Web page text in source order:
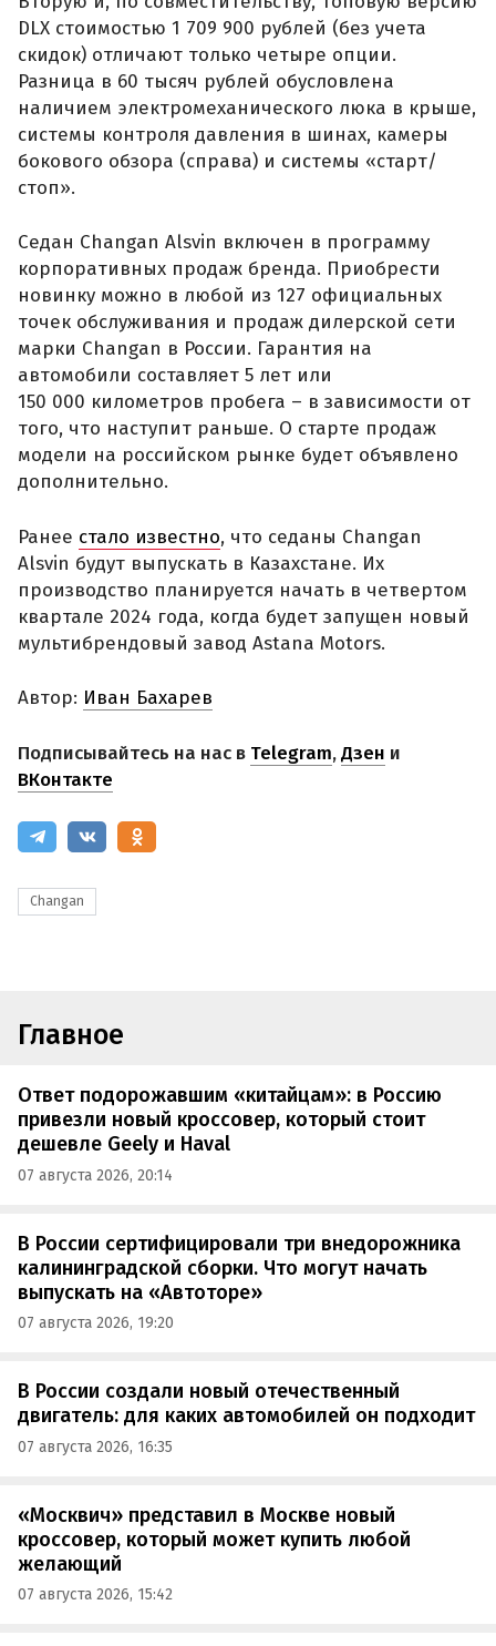
DLX стоимостью 1 709 900 рублей (без учета
скидок) отличают только четыре опции.
Разница в 60 тысяч рублей обусловлена
наличием электромеханического люка в крыше,
системы контроля давления в шинах, камеры
бокового обзора (справа) и системы «старт/
стоп».
Седан Changan Alsvin включен в программу
корпоративных продаж бренда. Приобрести
новинку можно в любой из 127 официальных
точек обслуживания и продаж дилерской сети
марки Changan в России. Гарантия на
автомобили составляет 5 лет или
150 000 километров пробега – в зависимости от
того, что наступит раньше. О старте продаж
модели на российском рынке будет объявлено
дополнительно.
Ранее стало известно, что седаны Changan
Alsvin будут выпускать в Казахстане. Их
производство планируется начать в четвертом
квартале 2024 года, когда будет запущен новый
мультибрендовый завод Astana Motors.
Автор: Иван Бахарев
Подписывайтесь на нас в Telegram,Дзен и
ВКонтакте
Changan
Главное
Ответ подорожавшим «китайцам»: в Россию
привезли новый кроссовер, который стоит
дешевле Geely и Haval
07 августа 2026, 20:14
В России сертифицировали три внедорожника
калининградской сборки. Что могут начать
выпускать на «Автоторе»
07 августа 2026, 19:20
В России создали новый отечественный
двигатель: для каких автомобилей он подходит
07 августа 2026, 16:35
«Москвич» представил в Москве новый
кроссовер, который может купить любой
желающий
07 августа 2026, 15:42